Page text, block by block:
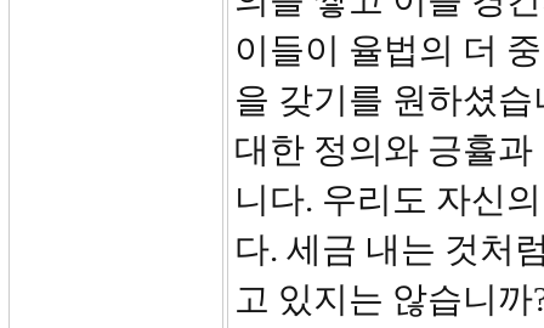
이들이 율법의 더
을 갖기를 원하셨
대한 정의와 긍휼
니다. 우리도 자신
다. 세금 내는 것처
고 있지는 않습니